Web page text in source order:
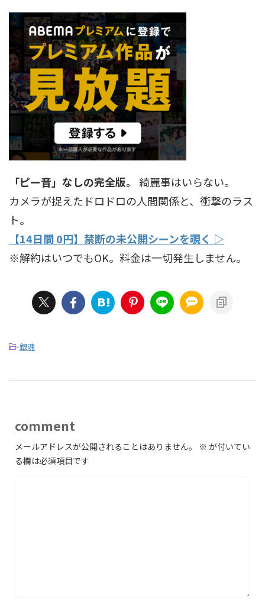
「ピー音」なしの完全版。
綺麗事はいらない。
カメラが捉えたドロドロの人間関係と、衝撃のラス
ト。
【14日間 0円】禁断の未公開シーンを覗く ▷
※解約はいつでもOK。料金は一切発生しません。
-銀魂
comment
メールアドレスが公開されることはありません。 ※ が付いてい
る欄は必須項目です